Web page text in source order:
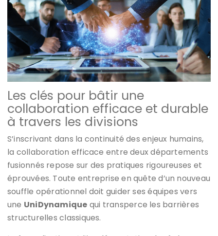
Les clés pour bâtir une
collaboration efficace et durable
à travers les divisions
S’inscrivant dans la continuité des enjeux humains,
la collaboration efficace entre deux départements
fusionnés repose sur des pratiques rigoureuses et
éprouvées. Toute entreprise en quête d’un nouveau
souffle opérationnel doit guider ses équipes vers
une UniDynamique qui transperce les barrières
structurelles classiques.